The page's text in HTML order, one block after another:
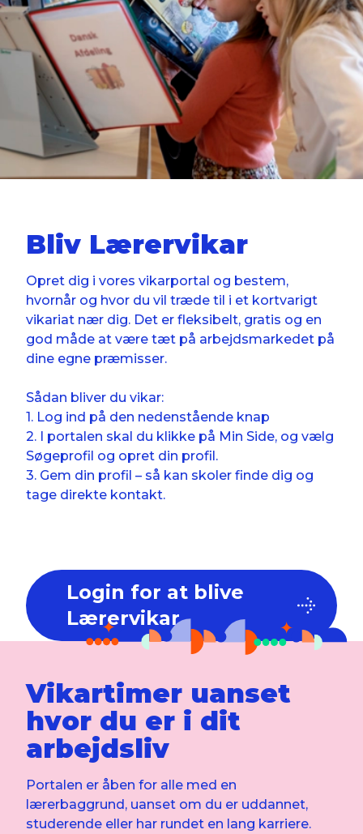
Bliv Lærervikar
Opret dig i vores vikarportal og bestem,
hvornår og hvor du vil træde til i et kortvarigt
vikariat nær dig. Det er fleksibelt, gratis og en
god måde at være tæt på arbejdsmarkedet på
dine egne præmisser.
Sådan bliver du vikar:
1. Log ind på den nedenstående knap
2. I portalen skal du klikke på Min Side, og vælg
Søgeprofil og opret din profil.
3. Gem din profil – så kan skoler finde dig og
tage direkte kontakt.
Login for at blive
Lærervikar
Vikartimer uanset
hvor du er i dit
arbejdsliv
Portalen er åben for alle med en
lærerbaggrund, uanset om du er uddannet,
studerende eller har rundet en lang karriere.